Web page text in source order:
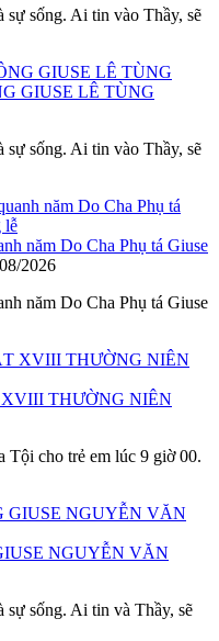
sự sống. Ai tin vào Thầy, sẽ
GIUSE LÊ TÙNG
sự sống. Ai tin vào Thầy, sẽ
năm Do Cha Phụ tá Giuse
2026
năm Do Cha Phụ tá Giuse
THƯỜNG NIÊN
Tội cho trẻ em lúc 9 giờ 00.
NGUYỄN VĂN
sự sống. Ai tin và Thầy, sẽ